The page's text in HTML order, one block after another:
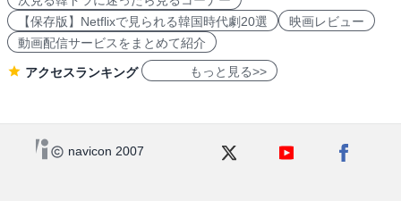
【保存版】Netflixで見られる韓国時代劇20選
映画レビュー
動画配信サービスをまとめて紹介
アクセスランキング もっと見る>>
navicon 2007